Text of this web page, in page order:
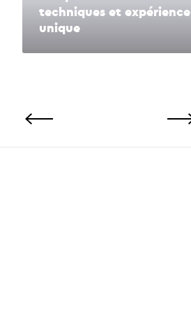
techniques et expérience
unique